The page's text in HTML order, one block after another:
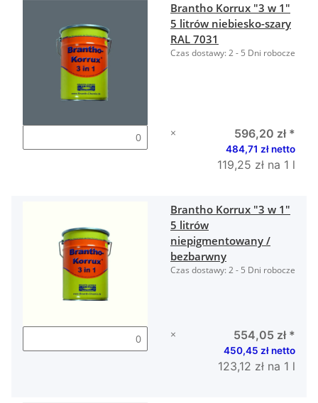
Brantho Korrux "3 w 1"
5 litrów niebiesko-szary
RAL 7031
Czas dostawy:2 - 5 Dni robocze
× 596,20 zł *
484,71 zł netto
119,25 zł na 1 l
Brantho Korrux "3 w 1"
5 litrów
niepigmentowany /
bezbarwny
Czas dostawy:2 - 5 Dni robocze
× 554,05 zł *
450,45 zł netto
123,12 zł na 1 l